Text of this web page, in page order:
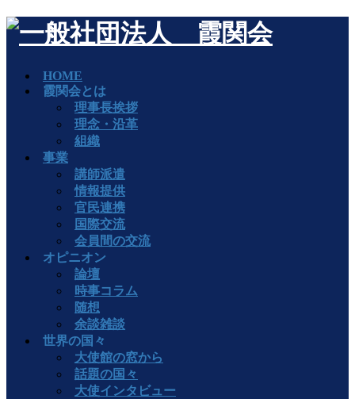
HOME
霞関会とは
理事長挨拶
理念・沿革
組織
事業
講師派遣
情報提供
官民連携
国際交流
会員間の交流
オピニオン
論壇
時事コラム
随想
余談雑談
世界の国々
大使館の窓から
話題の国々
大使インタビュー